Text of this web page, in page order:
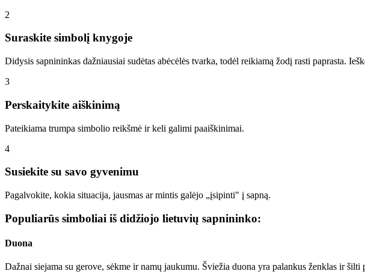
2
Suraskite simbolį knygoje
Didysis sapnininkas dažniausiai sudėtas abėcėlės tvarka, todėl reikiamą žodį rasti paprasta.
3
Perskaitykite aiškinimą
Pateikiama trumpa simbolio reikšmė ir keli galimi paaiškinimai.
4
Susiekite su savo gyvenimu
Pagalvokite, kokia situacija, jausmas ar mintis galėjo „įsipinti" į sapną.
Populiarūs simboliai iš didžiojo lietuvių sapnininko:
Duona
Dažnai siejama su gerove, sėkme ir namų jaukumu. Šviežia duona yra palankus ženklas ir šilti